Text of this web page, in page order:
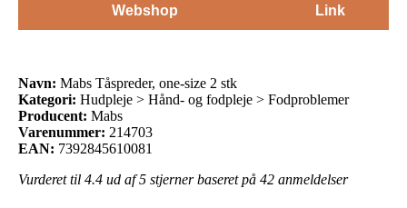
Webshop Link
Navn: Mabs Tåspreder, one-size 2 stk
Kategori: Hudpleje > Hånd- og fodpleje > Fodproblemer
Producent: Mabs
Varenummer: 214703
EAN: 7392845610081
Vurderet til 4.4 ud af 5 stjerner baseret på 42 anmeldelser